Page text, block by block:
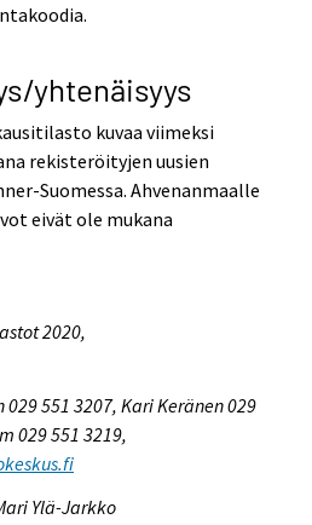
yhtenäisyys
kuvaa viimeksi
rekisteröityjen uusien
Suomessa. Ahvenanmaalle
eivät ole mukana
2020,
551 3207, Kari Keränen 029
029 551 3219,
Ylä-Jarkko